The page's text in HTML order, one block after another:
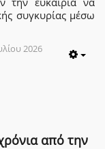
συγκυρίας μέσω
2026
από την